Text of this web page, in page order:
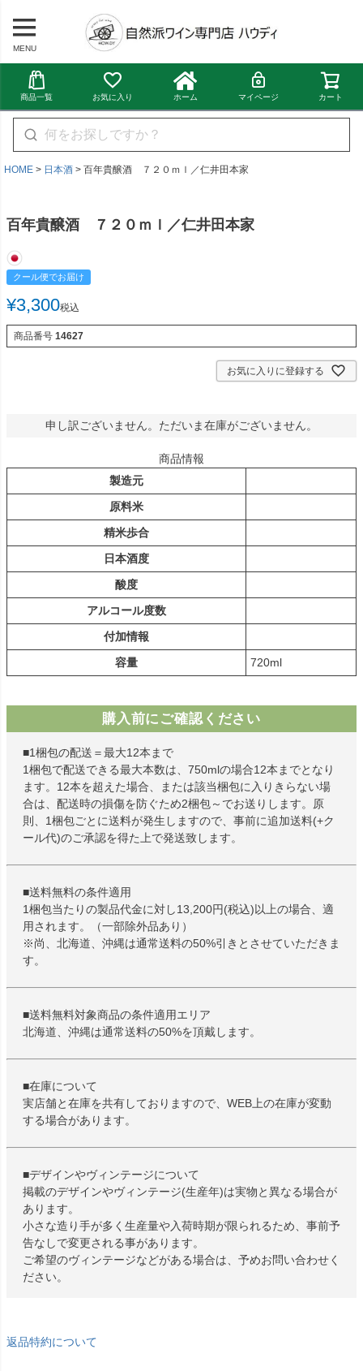
MENU
商品一覧 お気に入り ホーム マイページ カート
HOME 日本酒 百年貴醸酒 ７２０ｍｌ／仁井田本家
百年貴醸酒 ７２０ｍｌ／仁井田本家
クール便でお届け
¥3,300税込
商品番号 14627
お気に入りに登録する
申し訳ございません。ただいま在庫がございません。
商品情報
製造元
原料米
精米歩合
日本酒度
酸度
アルコール度数
付加情報
容量
720ml
購入前にご確認ください
■1梱包の配送＝最大12本まで
1梱包で配送できる最大本数は、750mlの場合12本までとなり
ます。12本を超えた場合、または該当梱包に入りきらない場
合は、配送時の損傷を防ぐため2梱包～でお送りします。原
則、1梱包ごとに送料が発生しますので、事前に追加送料(+ク
ール代)のご承認を得た上で発送致します。
■送料無料の条件適用
1梱包当たりの製品代金に対し13,200円(税込)以上の場合、適
用されます。（一部除外品あり）
※尚、北海道、沖縄は通常送料の50%引きとさせていただきま
す。
■送料無料対象商品の条件適用エリア
北海道、沖縄は通常送料の50%を頂戴します。
■在庫について
実店舗と在庫を共有しておりますので、WEB上の在庫が変動
する場合があります。
■デザインやヴィンテージについて
掲載のデザインやヴィンテージ(生産年)は実物と異なる場合が
あります。
小さな造り手が多く生産量や入荷時期が限られるため、事前予
告なしで変更される事があります。
ご希望のヴィンテージなどがある場合は、予めお問い合わせく
ださい。
返品特約について